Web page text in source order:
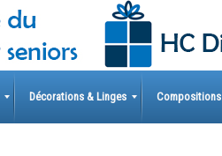
Décorations & Linges Compositions